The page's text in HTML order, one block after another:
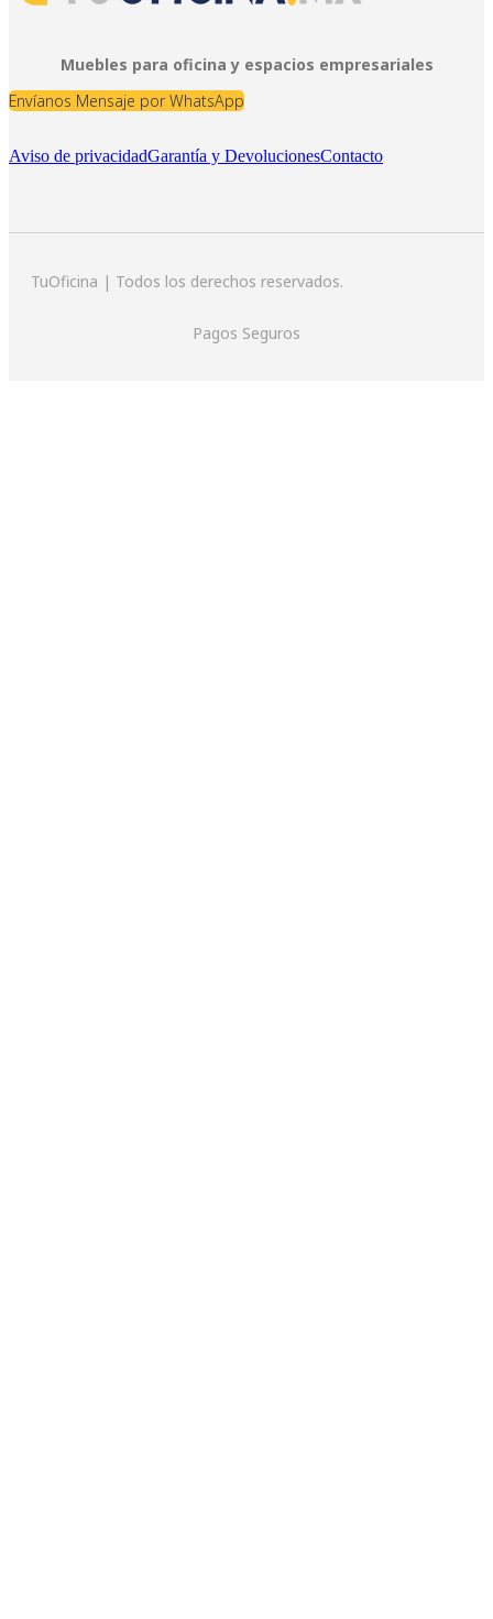
Muebles para oficina y espacios empresariales
Envíanos Mensaje por WhatsApp
Aviso de privacidadGarantía y DevolucionesContacto
TuOficina | Todos los derechos reservados.
Pagos Seguros